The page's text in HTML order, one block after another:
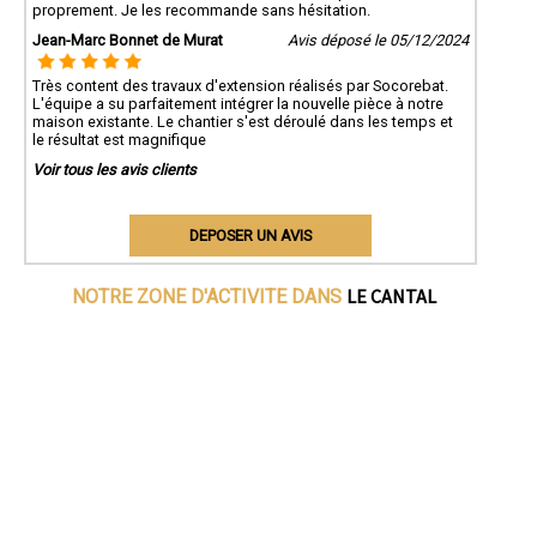
proprement. Je les recommande sans hésitation.
Jean-Marc Bonnet de Murat
Avis déposé le 05/12/2024
Très content des travaux d'extension réalisés par Socorebat.
L'équipe a su parfaitement intégrer la nouvelle pièce à notre
maison existante. Le chantier s'est déroulé dans les temps et
le résultat est magnifique
Voir tous les avis clients
DEPOSER UN AVIS
NOTRE ZONE D'ACTIVITE DANS LE CANTAL